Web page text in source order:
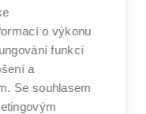
učení
technické
o výkonu
funkcí
a
Se souhlasem